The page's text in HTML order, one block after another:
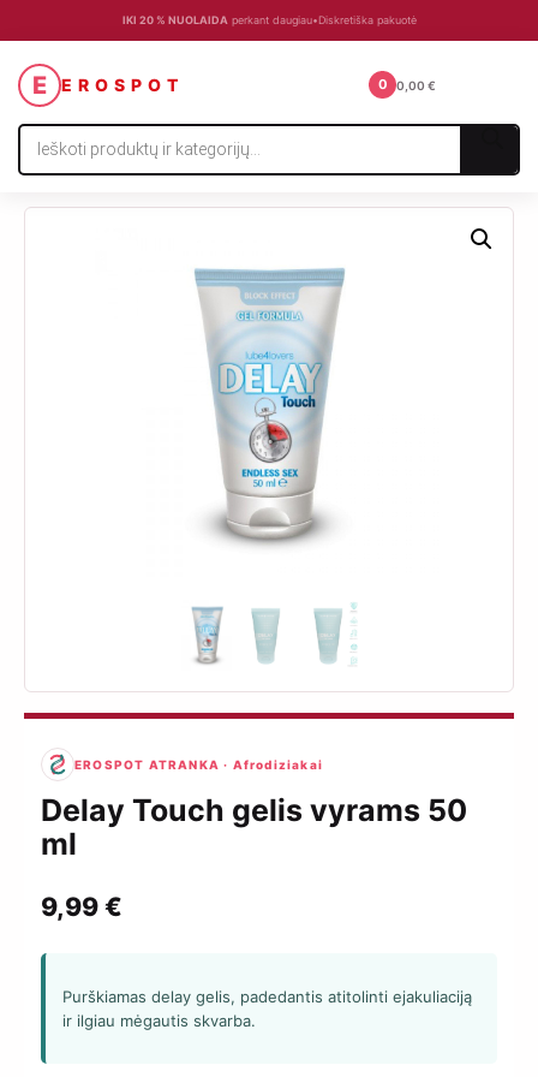
IKI 20 % NUOLAIDA perkant daugiau•Diskretiška pakuotė
E EROSPOT
Products
search
0 0,00 €
EROSPOT ATRANKA · Afrodiziakai
Delay Touch gelis vyrams 50
ml
9,99€
Purškiamas delay gelis, padedantis atitolinti ejakuliaciją
ir ilgiau mėgautis skvarba.